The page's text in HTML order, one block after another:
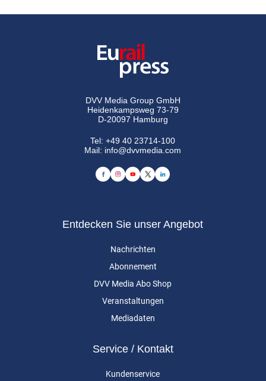
DVV Media Group GmbH
Heidenkampsweg 73-79
D-20097 Hamburg
Tel:+49 40 23714-100
Mail: info@dvvmedia.com
Entdecken Sie unser Angebot
Nachrichten
Abonnement
DVV Media Abo Shop
Veranstaltungen
Mediadaten
Service / Kontakt
Kundenservice